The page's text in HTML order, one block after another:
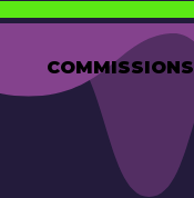
COMMISSIONS